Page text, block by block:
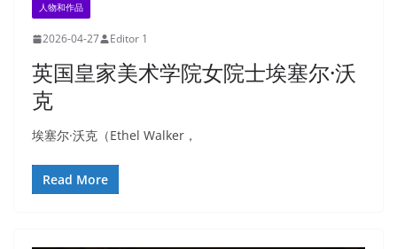
人物和作品
2026-04-27 Editor 1
英国皇家美术学院女院士埃塞尔·沃
克
埃塞尔·沃克（Ethel Walker，
Read More